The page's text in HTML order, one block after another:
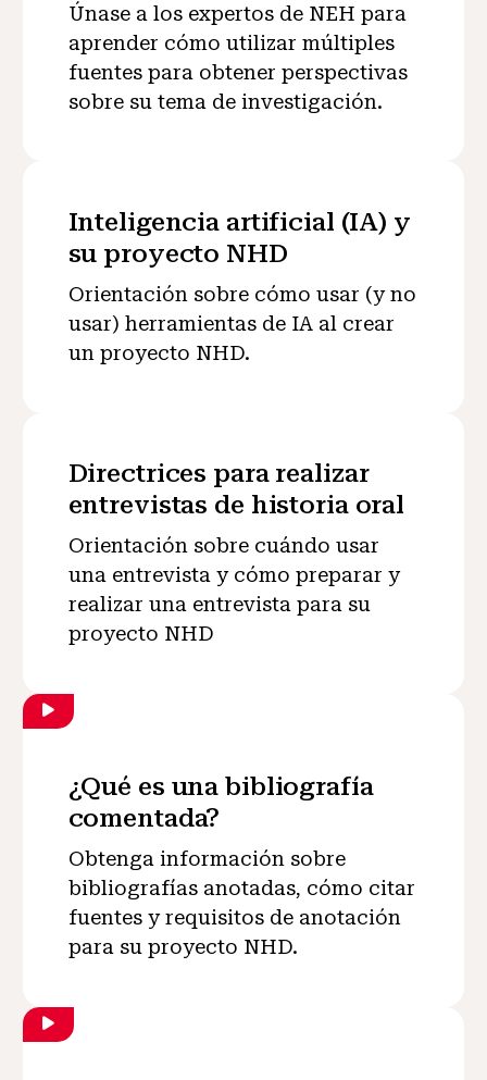
Únase a los expertos de NEH para
aprender cómo utilizar múltiples
fuentes para obtener perspectivas
sobre su tema de investigación.
Inteligencia artificial (IA) y
su proyecto NHD
Orientación sobre cómo usar (y no
usar) herramientas de IA al crear
un proyecto NHD.
Directrices para realizar
entrevistas de historia oral
Orientación sobre cuándo usar
una entrevista y cómo preparar y
realizar una entrevista para su
proyecto NHD
¿Qué es una bibliografía
comentada?
Obtenga información sobre
bibliografías anotadas, cómo citar
fuentes y requisitos de anotación
para su proyecto NHD.